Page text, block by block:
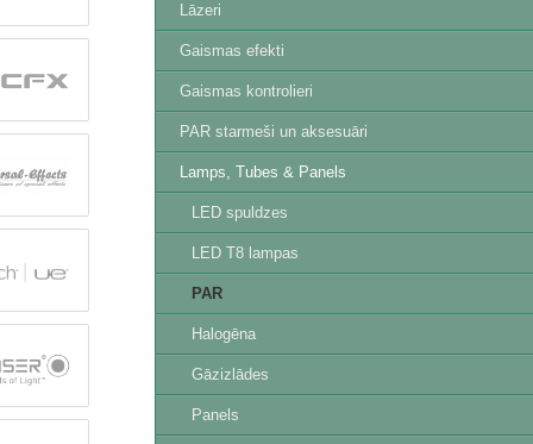
Lāzeri
Gaismas efekti
Gaismas kontrolieri
PAR starmeši un aksesuāri
Lamps, Tubes & Panels
LED spuldzes
LED T8 lampas
PAR
Halogēna
Gāzizlādes
Panels